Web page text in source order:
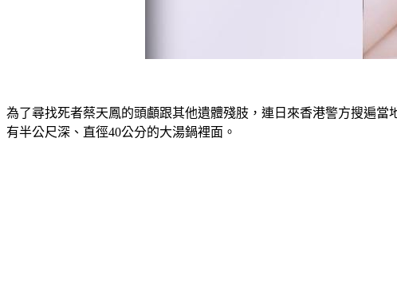
為了尋找死者蔡天鳳的頭顱跟其他遺體殘肢，連日來香港警方搜遍
有半公尺深、直徑40公分的大湯鍋裡面。